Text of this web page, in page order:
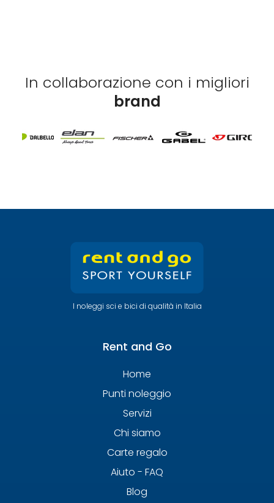
In collaborazione con i migliori
brand
I noleggi sci e bici di qualità in Italia
Rent and Go
Home
Punti noleggio
Servizi
Chi siamo
Carte regalo
Aiuto - FAQ
Blog